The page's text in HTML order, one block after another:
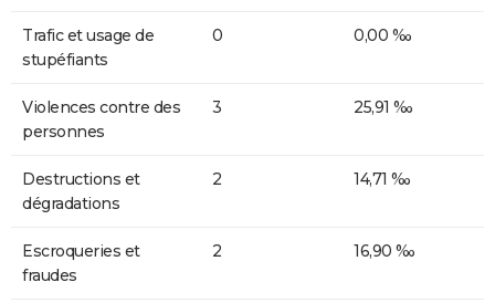
Trafic et usage de
stupéfiants
0 0,00 ‰
Violences contre des
personnes
3 25,91 ‰
Destructions et
dégradations
2 14,71 ‰
Escroqueries et
fraudes
2 16,90 ‰